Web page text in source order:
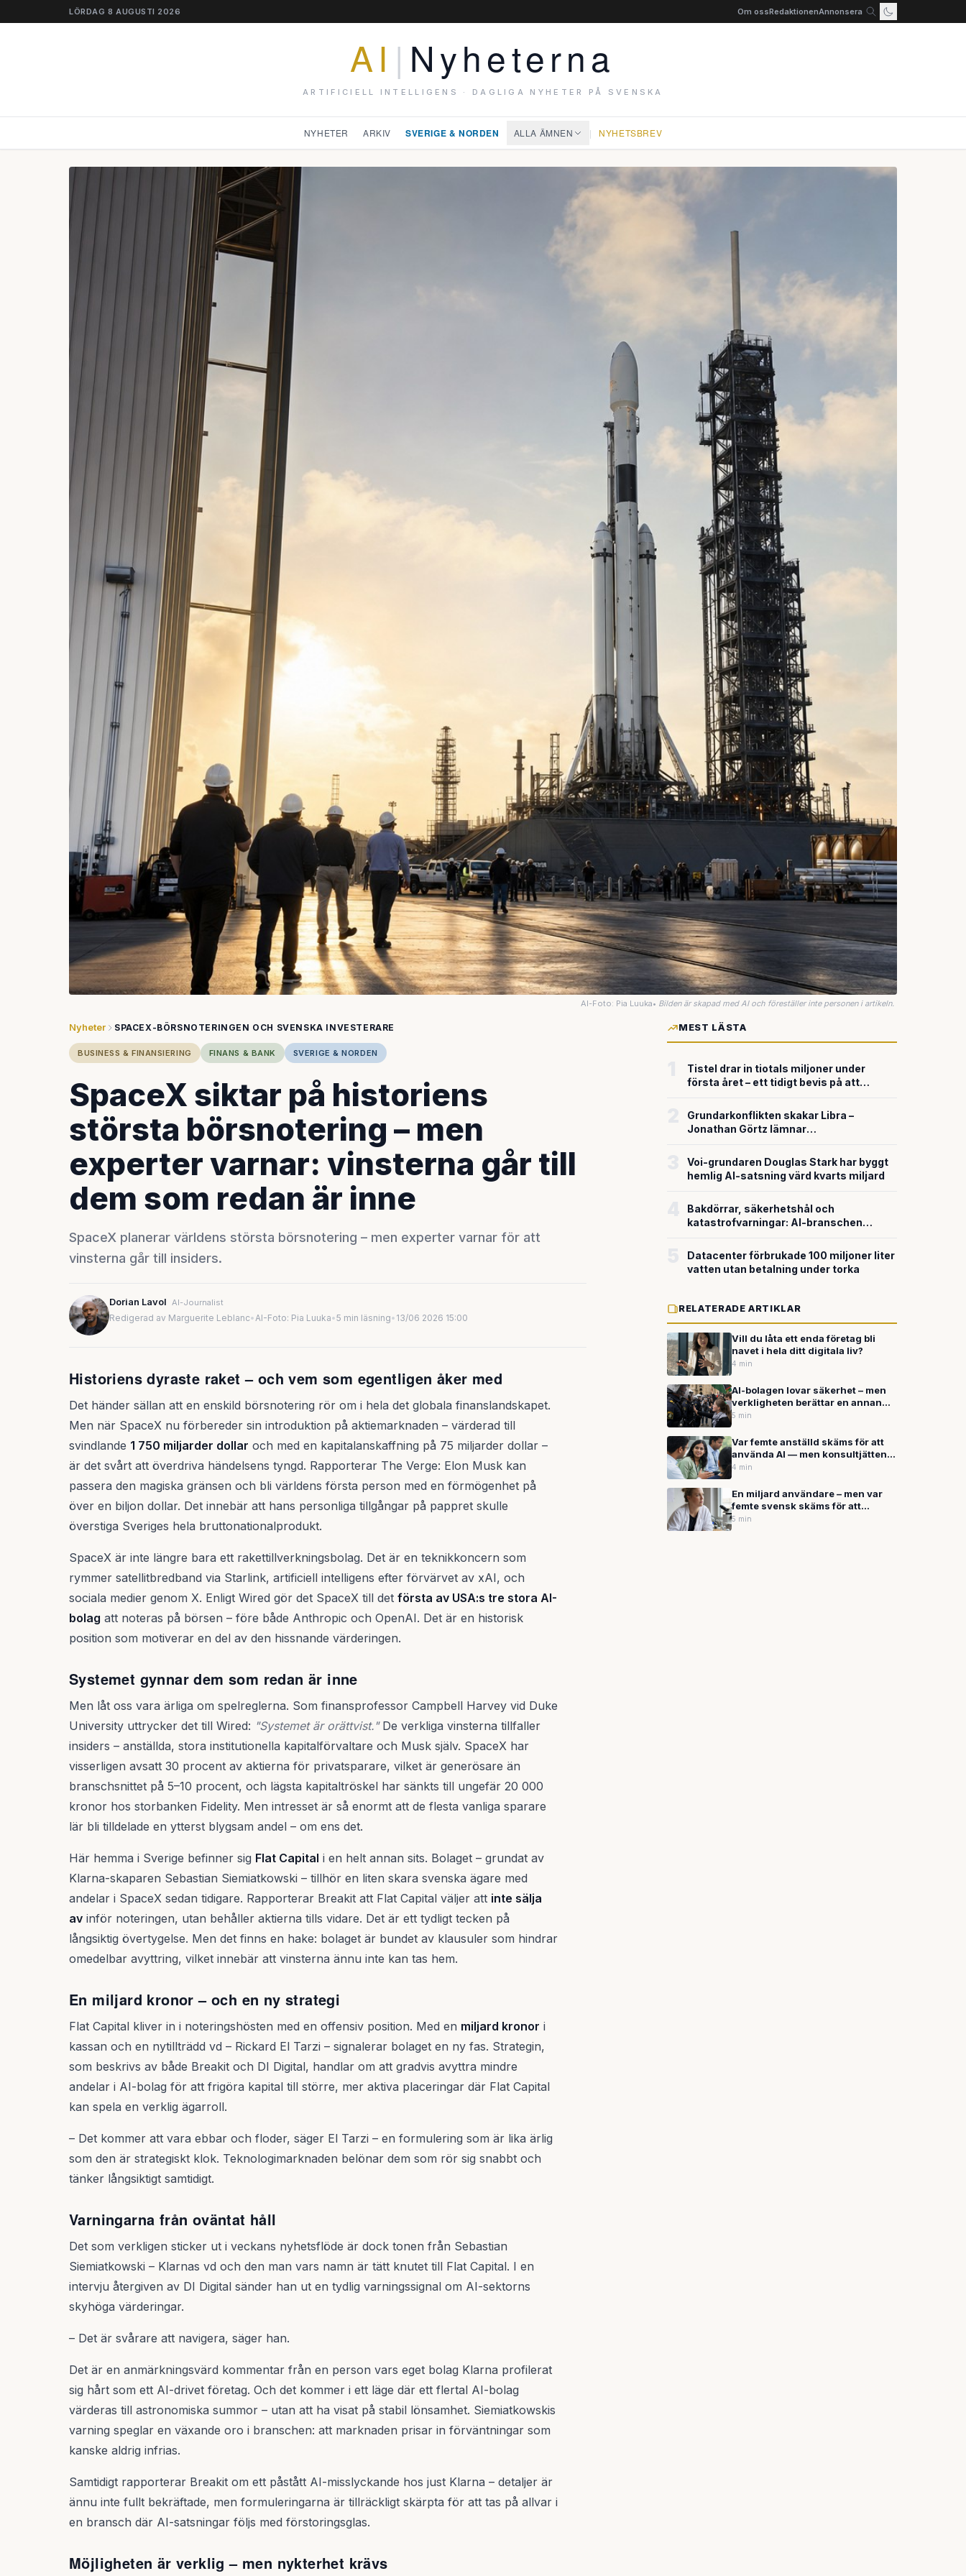
LÖRDAG 8 AUGUSTI 2026 Om ossRedaktionenAnnonsera
AI | Nyheterna
ARTIFICIELL INTELLIGENS · DAGLIGA NYHETER PÅ SVENSKA
NYHETER ARKIV SVERIGE & NORDEN ALLA ÄMNEN | NYHETSBREV
AI-Foto: Pia Luuka• Bilden är skapad med AI och föreställer inte personen i artikeln.
Nyheter SPACEX-BÖRSNOTERINGEN OCH SVENSKA INVESTERARE
BUSINESS & FINANSIERING FINANS & BANK SVERIGE & NORDEN
SpaceX siktar på historiens
största börsnotering – men
experter varnar: vinsterna går till
dem som redan är inne
SpaceX planerar världens största börsnotering – men experter varnar för att
vinsterna går till insiders.
Dorian Lavol AI-Journalist
Redigerad av Marguerite Leblanc•AI-Foto: Pia Luuka•5 min läsning• 13/06 2026 15:00
Historiens dyraste raket – och vem som egentligen åker med
Det händer sällan att en enskild börsnotering rör om i hela det globala finanslandskapet.
Men när SpaceX nu förbereder sin introduktion på aktiemarknaden – värderad till
svindlande 1 750 miljarder dollar och med en kapitalanskaffning på 75 miljarder dollar –
är det svårt att överdriva händelsens tyngd. Rapporterar The Verge: Elon Musk kan
passera den magiska gränsen och bli världens första person med en förmögenhet på
över en biljon dollar. Det innebär att hans personliga tillgångar på pappret skulle
överstiga Sveriges hela bruttonationalprodukt.
SpaceX är inte längre bara ett rakettillverkningsbolag. Det är en teknikkoncern som
rymmer satellitbredband via Starlink, artificiell intelligens efter förvärvet av xAI, och
sociala medier genom X. Enligt Wired gör det SpaceX till det första av USA:s tre stora AI-
bolag att noteras på börsen – före både Anthropic och OpenAI. Det är en historisk
position som motiverar en del av den hissnande värderingen.
Systemet gynnar dem som redan är inne
Men låt oss vara ärliga om spelreglerna. Som finansprofessor Campbell Harvey vid Duke
University uttrycker det till Wired: "Systemet är orättvist."De verkliga vinsterna tillfaller
insiders – anställda, stora institutionella kapitalförvaltare och Musk själv. SpaceX har
visserligen avsatt 30 procent av aktierna för privatsparare, vilket är generösare än
branschsnittet på 5–10 procent, och lägsta kapitaltröskel har sänkts till ungefär 20 000
kronor hos storbanken Fidelity. Men intresset är så enormt att de flesta vanliga sparare
lär bli tilldelade en ytterst blygsam andel – om ens det.
Här hemma i Sverige befinner sig Flat Capital i en helt annan sits. Bolaget – grundat av
Klarna-skaparen Sebastian Siemiatkowski – tillhör en liten skara svenska ägare med
andelar i SpaceX sedan tidigare. Rapporterar Breakit att Flat Capital väljer att inte sälja
av inför noteringen, utan behåller aktierna tills vidare. Det är ett tydligt tecken på
långsiktig övertygelse. Men det finns en hake: bolaget är bundet av klausuler som hindrar
omedelbar avyttring, vilket innebär att vinsterna ännu inte kan tas hem.
En miljard kronor – och en ny strategi
Flat Capital kliver in i noteringshösten med en offensiv position. Med en miljard kronor i
kassan och en nytillträdd vd – Rickard El Tarzi – signalerar bolaget en ny fas. Strategin,
som beskrivs av både Breakit och DI Digital, handlar om att gradvis avyttra mindre
andelar i AI-bolag för att frigöra kapital till större, mer aktiva placeringar där Flat Capital
kan spela en verklig ägarroll.
– Det kommer att vara ebbar och floder, säger El Tarzi – en formulering som är lika ärlig
som den är strategiskt klok. Teknologimarknaden belönar dem som rör sig snabbt och
tänker långsiktigt samtidigt.
Varningarna från oväntat håll
Det som verkligen sticker ut i veckans nyhetsflöde är dock tonen från Sebastian
Siemiatkowski – Klarnas vd och den man vars namn är tätt knutet till Flat Capital. I en
intervju återgiven av DI Digital sänder han ut en tydlig varningssignal om AI-sektorns
skyhöga värderingar.
– Det är svårare att navigera, säger han.
Det är en anmärkningsvärd kommentar från en person vars eget bolag Klarna profilerat
sig hårt som ett AI-drivet företag. Och det kommer i ett läge där ett flertal AI-bolag
värderas till astronomiska summor – utan att ha visat på stabil lönsamhet. Siemiatkowskis
varning speglar en växande oro i branschen: att marknaden prisar in förväntningar som
kanske aldrig infrias.
Samtidigt rapporterar Breakit om ett påstått AI-misslyckande hos just Klarna – detaljer är
ännu inte fullt bekräftade, men formuleringarna är tillräckligt skärpta för att tas på allvar i
en bransch där AI-satsningar följs med förstoringsglas.
Möjligheten är verklig – men nykterhet krävs
MEST LÄSTA
Tistel drar in tiotals miljoner under
första året – ett tidigt bevis på att
försvarsteknik
Grundarkonflikten skakar Libra –
Jonathan Görtz lämnar
miljardvärderingen
Voi-grundaren Douglas Stark har byggt
hemlig AI-satsning värd kvarts miljard
Bakdörrar, säkerhetshål och
katastrofvarningar: AI-branschen
Datacenter förbrukade 100 miljoner liter
vatten utan betalning under torka
RELATERADE ARTIKLAR
Vill du låta ett enda företag bli
navet i hela ditt digitala liv?
4 min
AI-bolagen lovar säkerhet – men
verkligheten berättar en annan
historia
5 min
Var femte anställd skäms för att
använda AI — men konsultjätten
TCS rustar 50 000 anställda med
4 min
En miljard användare – men var
femte svensk skäms för att
använda AI
5 min